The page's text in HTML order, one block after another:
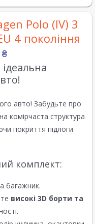
Polo (IV) 3
4 покоління
₴
авто! Забудьте про
комірчаста структура
покриття підлоги
комплект:
багажник.
високі 3D борти та